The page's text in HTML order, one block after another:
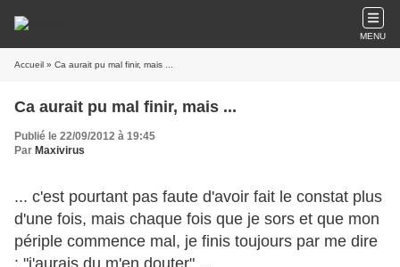
MENU
Accueil » Ca aurait pu mal finir, mais ...
Ca aurait pu mal finir, mais ...
Publié le 22/09/2012 à 19:45
Par Maxivirus
... c'est pourtant pas faute d'avoir fait le constat plus
d'une fois, mais chaque fois que je sors et que mon
périple commence mal, je finis toujours par me dire
: "j'aurais du m'en douter" ...